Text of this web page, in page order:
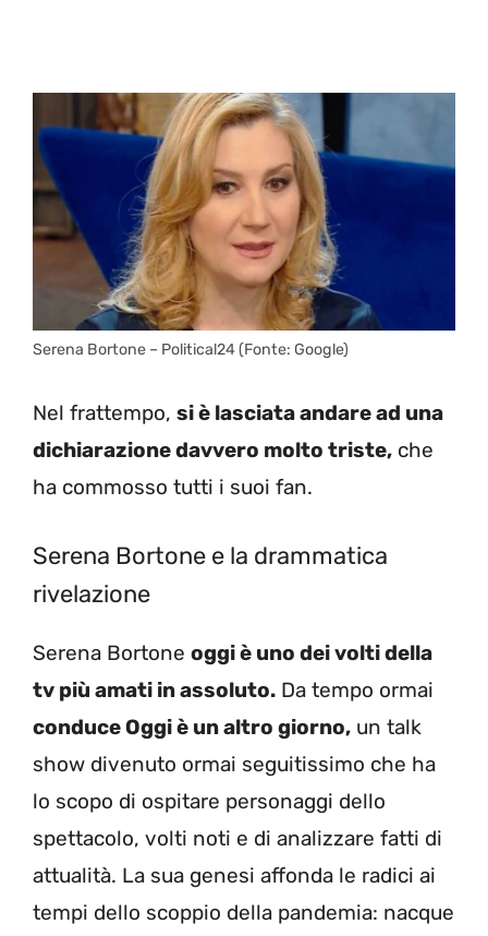
Serena Bortone – Political24 (Fonte: Google)
Nel frattempo, si è lasciata andare ad una
dichiarazione davvero molto triste, che
ha commosso tutti i suoi fan.
Serena Bortone e la drammatica
rivelazione
Serena Bortone oggi è uno dei volti della
tv più amati in assoluto. Da tempo ormai
conduce Oggi è un altro giorno, un talk
show divenuto ormai seguitissimo che ha
lo scopo di ospitare personaggi dello
spettacolo, volti noti e di analizzare fatti di
attualità. La sua genesi affonda le radici ai
tempi dello scoppio della pandemia: nacque